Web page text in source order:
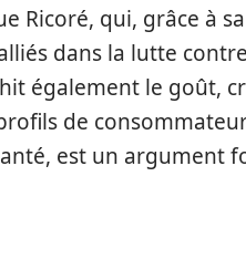
Ricoré, qui, grâce à
dans la lutte
également le goût,
de
est un argument